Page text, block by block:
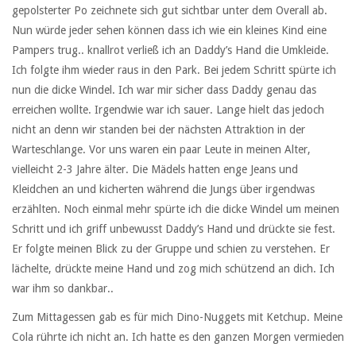
gepolsterter Po zeichnete sich gut sichtbar unter dem Overall ab.
Nun würde jeder sehen können dass ich wie ein kleines Kind eine
Pampers trug.. knallrot verließ ich an Daddy’s Hand die Umkleide.
Ich folgte ihm wieder raus in den Park. Bei jedem Schritt spürte ich
nun die dicke Windel. Ich war mir sicher dass Daddy genau das
erreichen wollte. Irgendwie war ich sauer. Lange hielt das jedoch
nicht an denn wir standen bei der nächsten Attraktion in der
Warteschlange. Vor uns waren ein paar Leute in meinen Alter,
vielleicht 2-3 Jahre älter. Die Mädels hatten enge Jeans und
Kleidchen an und kicherten während die Jungs über irgendwas
erzählten. Noch einmal mehr spürte ich die dicke Windel um meinen
Schritt und ich griff unbewusst Daddy’s Hand und drückte sie fest.
Er folgte meinen Blick zu der Gruppe und schien zu verstehen. Er
lächelte, drückte meine Hand und zog mich schützend an dich. Ich
war ihm so dankbar..
Zum Mittagessen gab es für mich Dino-Nuggets mit Ketchup. Meine
Cola rührte ich nicht an. Ich hatte es den ganzen Morgen vermieden